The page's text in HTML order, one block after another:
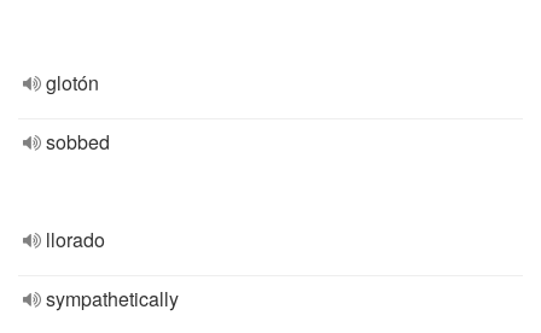
glotón
sobbed
llorado
sympathetically